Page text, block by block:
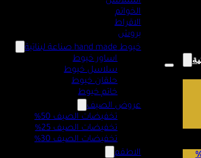
الخواتم
الاقراط
بروش
خيوط hand made صناعة لبناتية
اساور خيوط
سلاسل خيوط
حلقان خيوط
خاتم خيوط
عروض الصيف
تخفيضات الصيف 50%
تخفيضات الصيف 25%
تخفيضات الصيف 30%
الاطقم